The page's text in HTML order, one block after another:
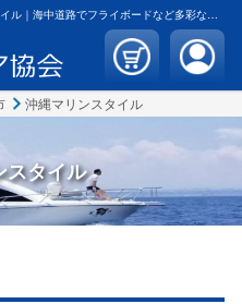
マリンアクティビティ専門店｜沖縄マリンスタイル｜海中道路でフライボードなど多彩なマリンスポーツを満喫！ | 日本アウトドア協会
沖縄マリンスタイル
スタイル